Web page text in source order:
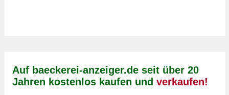
Auf baeckerei-anzeiger.de seit über 20
Jahren kostenlos kaufen und verkaufen!